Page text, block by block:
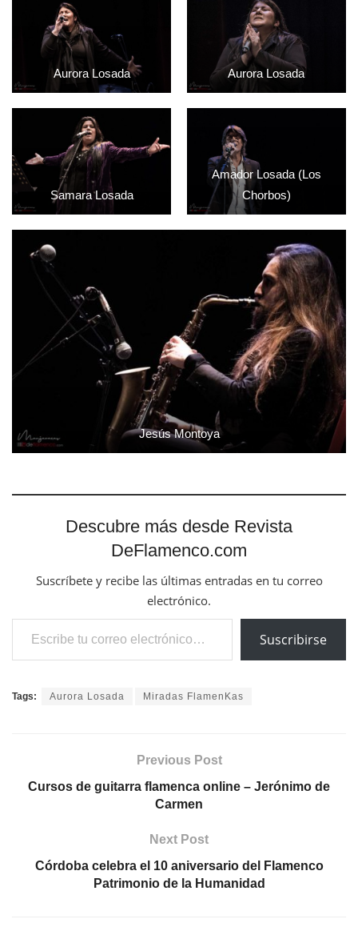
Aurora Losada Aurora Losada
Samara Losada
Amador Losada (Los
Chorbos)
Jesús Montoya
Descubre más desde Revista
DeFlamenco.com
Suscríbete y recibe las últimas entradas en tu correo
electrónico.
Escribe tu correo electrónico…
Suscribirse
Tags: Aurora Losada Miradas FlamenKas
Previous Post
Cursos de guitarra flamenca online – Jerónimo de
Carmen
Next Post
Córdoba celebra el 10 aniversario del Flamenco
Patrimonio de la Humanidad